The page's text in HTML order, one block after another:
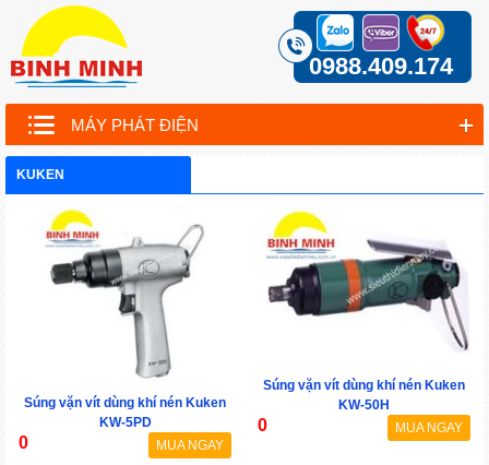
0988.409.174
MÁY PHÁT ĐIỆN
KUKEN
Súng vặn vít dùng khí nén Kuken
KW-5PD
0 MUA NGAY
Súng vặn vít dùng khí nén Kuken
KW-50H
0 MUA NGAY